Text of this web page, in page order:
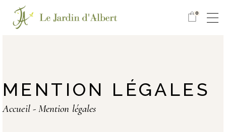
0
MENTION LÉGALES
Accueil Mention légales